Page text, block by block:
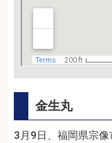
金生丸
3月9日、福岡県宗